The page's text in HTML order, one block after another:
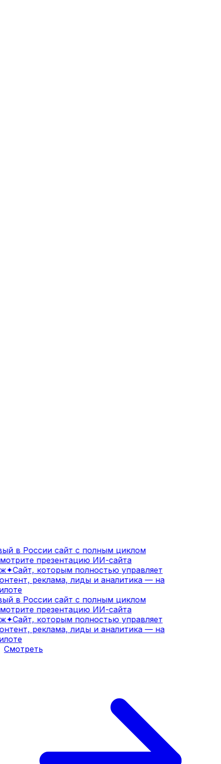
в России сайт с полным циклом
презентацию ИИ-сайта
✦Сайт, которым полностью управляет
реклама, лиды и аналитика — на
в России сайт с полным циклом
презентацию ИИ-сайта
✦Сайт, которым полностью управляет
реклама, лиды и аналитика — на
Смотреть